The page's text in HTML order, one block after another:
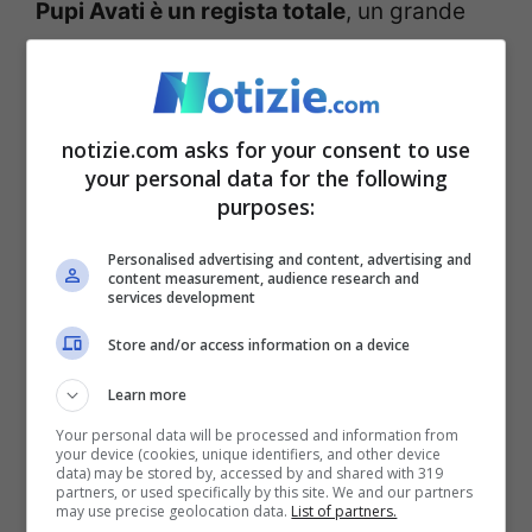
Pupi Avati è un regista totale, un grande
horror.Tra tanti capolavori sono
diversi i momenti in cui è tornato al
genere:“ Ogni dieci film circa ho avvertito
la necessità di portare l’auto dal
meccanico per fare un reset, per capire se
ero ancora capace di ottenere dei risultati
attraverso degli espedienti classici del
genere che mi è più congeniale, l’horror.
Perché? Ho avuto un’infanzia, ormai
remota, in cui la favola contadina, la paura,
mi hanno fatto capire quanto mi piacesse
notizie.com asks for your consent to use
your personal data for the following
purposes:
Personalised advertising and content, advertising and
content measurement, audience research and
services development
Store and/or access information on a device
Learn more
Your personal data will be processed and information from
your device (cookies, unique identifiers, and other device
data) may be stored by, accessed by and shared with 319
partners, or used specifically by this site. We and our partners
may use precise geolocation data. List of partners.